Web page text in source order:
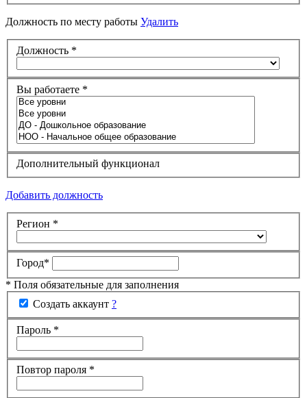
Должность по месту работы Удалить
Должность *
Вы работаете *
Дополнительный функционал
Добавить должность
Регион *
Город*
* Поля обязательные для заполнения
Создать аккаунт ?
Пароль *
Повтор пароля *